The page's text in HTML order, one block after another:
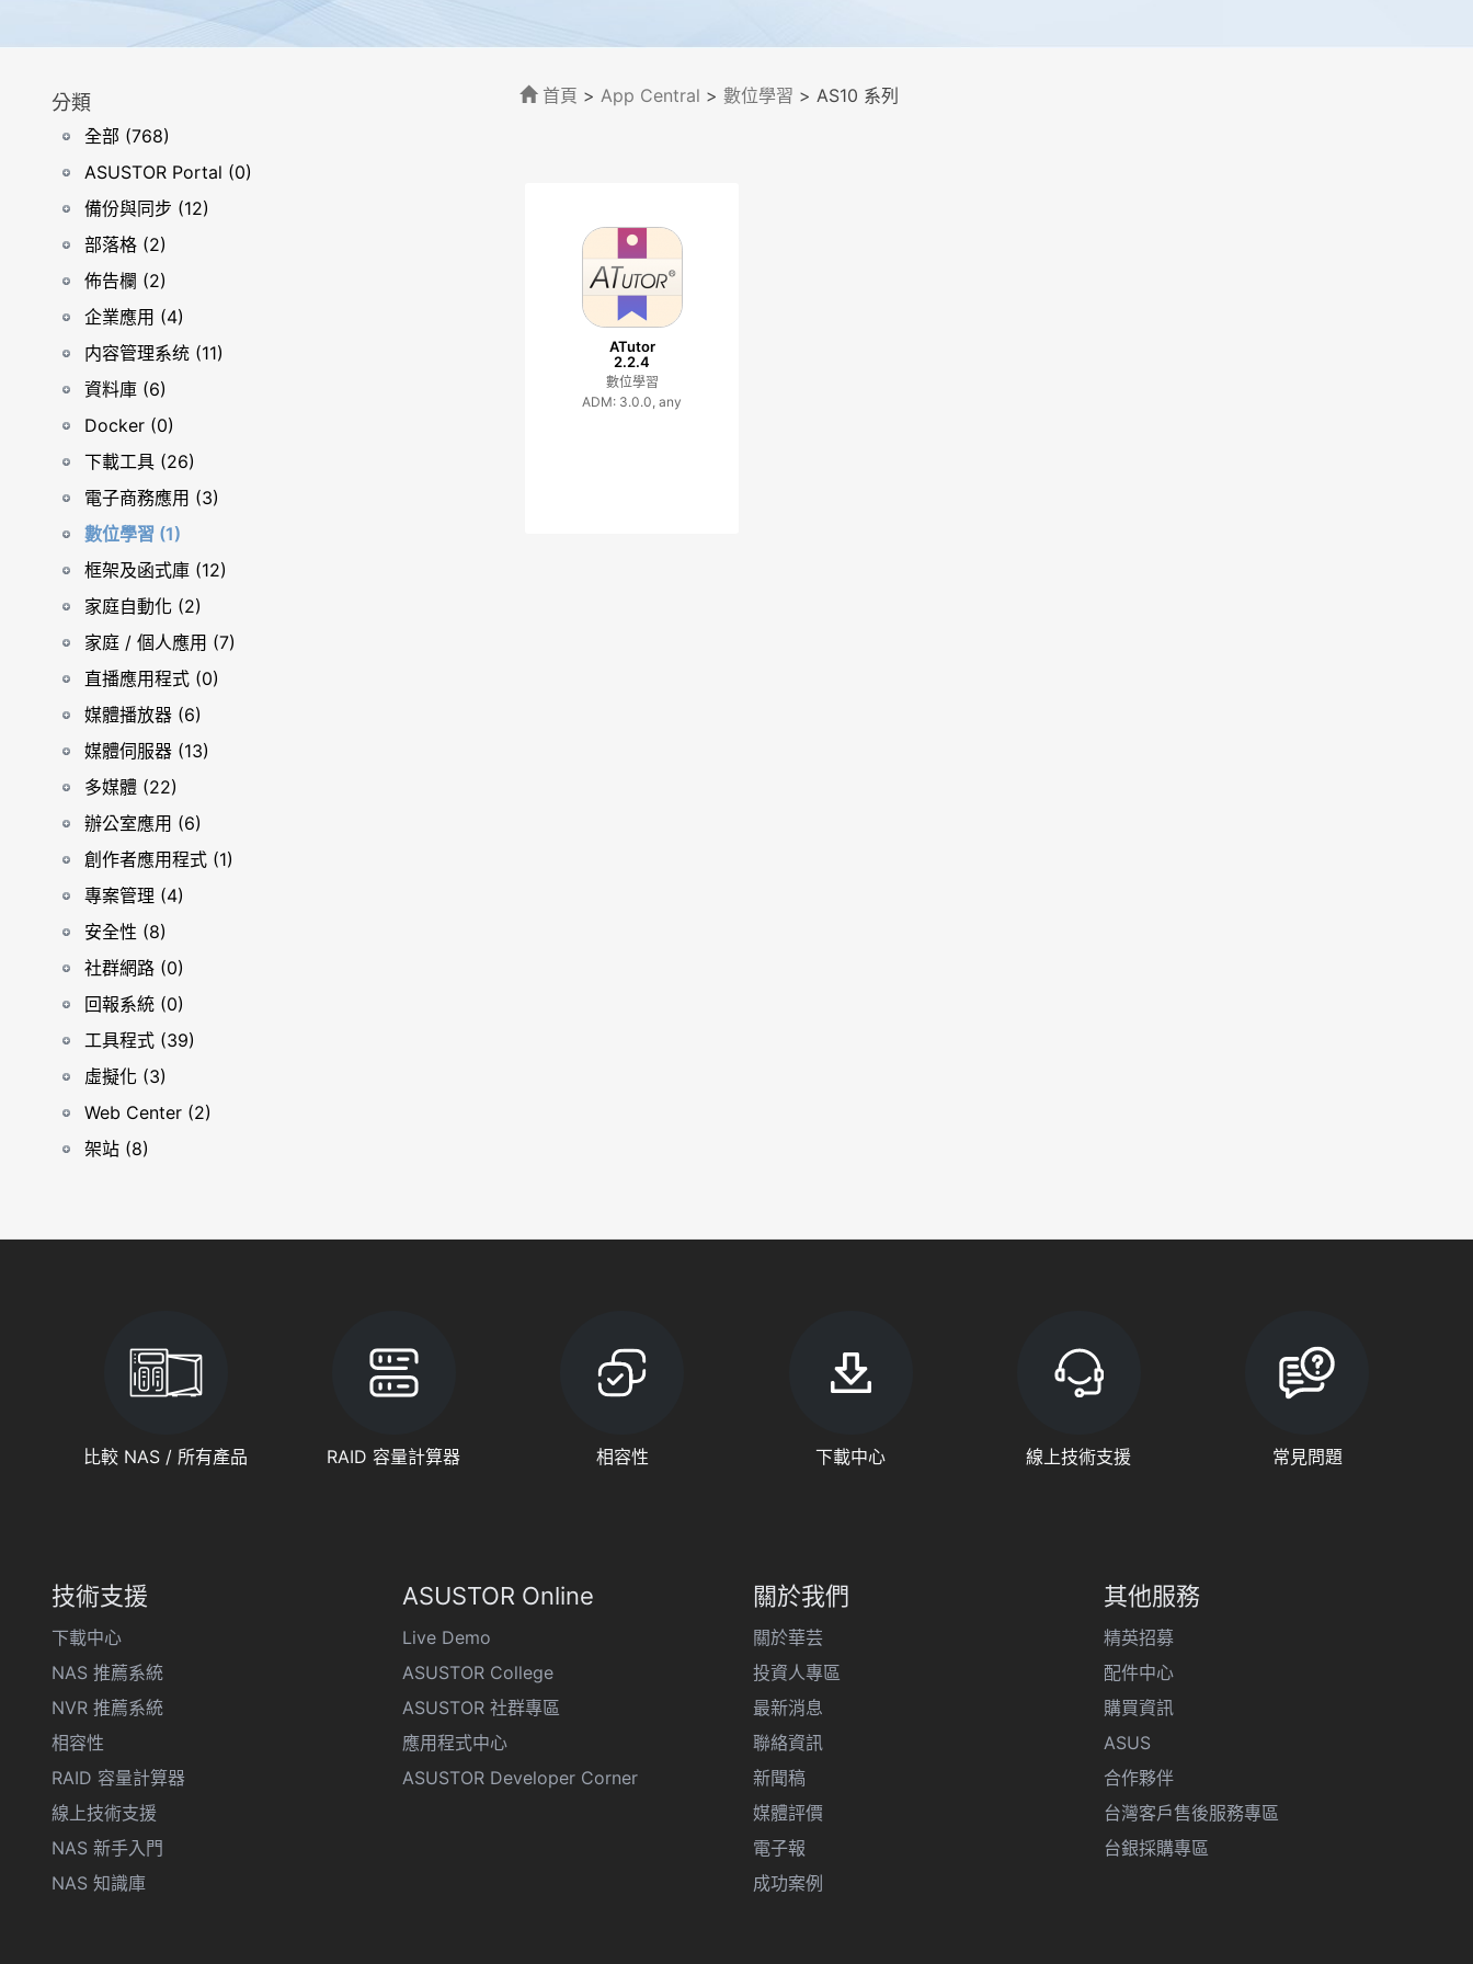
分類
全部 (768)
ASUSTOR Portal (0)
備份與同步 (12)
部落格 (2)
佈告欄 (2)
企業應用 (4)
内容管理系统 (11)
資料庫 (6)
Docker (0)
下載工具 (26)
電子商務應用 (3)
數位學習 (1)
框架及函式庫 (12)
家庭自動化 (2)
家庭 / 個人應用 (7)
直播應用程式 (0)
媒體播放器 (6)
媒體伺服器 (13)
多媒體 (22)
辦公室應用 (6)
創作者應用程式 (1)
專案管理 (4)
安全性 (8)
社群網路 (0)
回報系統 (0)
工具程式 (39)
虛擬化 (3)
Web Center (2)
架站 (8)
首頁 > App Central > 數位學習 > AS10 系列
ATutor
2.2.4
數位學習
ADM: 3.0.0, any
比較 NAS / 所有產品 RAID 容量計算器 相容性 下載中心 線上技術支援 常見問題
技術支援
下載中心
NAS 推薦系統
NVR 推薦系統
相容性
RAID 容量計算器
線上技術支援
NAS 新手入門
NAS 知識庫
ASUSTOR Online
Live Demo
ASUSTOR College
ASUSTOR 社群專區
應用程式中心
ASUSTOR Developer Corner
關於我們
關於華芸
投資人專區
最新消息
聯絡資訊
新聞稿
媒體評價
電子報
成功案例
其他服務
精英招募
配件中心
購買資訊
ASUS
合作夥伴
台灣客戶售後服務專區
台銀採購專區